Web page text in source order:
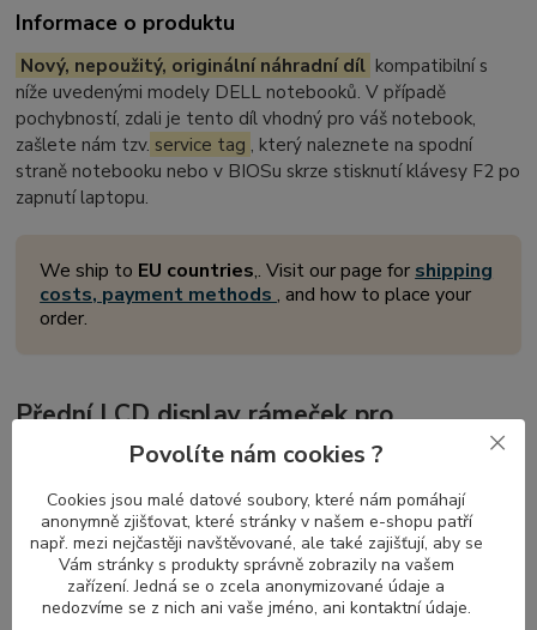
Informace o produktu
Nový, nepoužitý, originální náhradní díl kompatibilní s
níže uvedenými modely DELL notebooků. V případě
pochybností, zdali je tento díl vhodný pro váš notebook,
zašlete nám tzv. service tag , který naleznete na spodní
straně notebooku nebo v BIOSu skrze stisknutí klávesy F2 po
zapnutí laptopu.
We ship to EU countries,. Visit our page for shipping
costs, payment methods, and how to place your
order.
Přední LCD display rámeček pro
notebooky DELL Latitude
Přední display rámeček je důležitou součástí každého notebooku,
která obklopuje a chrání obrazovku současných modelů
notebooků v zavřeném stavu prostřednictvím skrytéhomagnetu
na zadní straně. Tento magnet zajišťuje pevné sevření displeje s
tělem notebooku při jeho zaklapnutí, což přispívá k bezpečnosti a
stabilitě vašeho zařízení.
Povolíte nám cookies ?
Cookies jsou malé datové soubory, které nám pomáhají
anonymně zjišťovat, které stránky v našem e-shopu patří
např. mezi nejčastěji navštěvované, ale také zajišťují, aby se
Vám stránky s produkty správně zobrazily na vašem
zařízení. Jedná se o zcela anonymizované údaje a
nedozvíme se z nich ani vaše jméno, ani kontaktní údaje.